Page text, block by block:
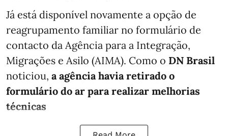
Já está disponível novamente a opção de
reagrupamento familiar no formulário de
contacto da Agência para a Integração,
Migrações e Asilo (AIMA). Como o DN Brasil
noticiou, a agência havia retirado o
formulário do ar para realizar melhorias
técnicas